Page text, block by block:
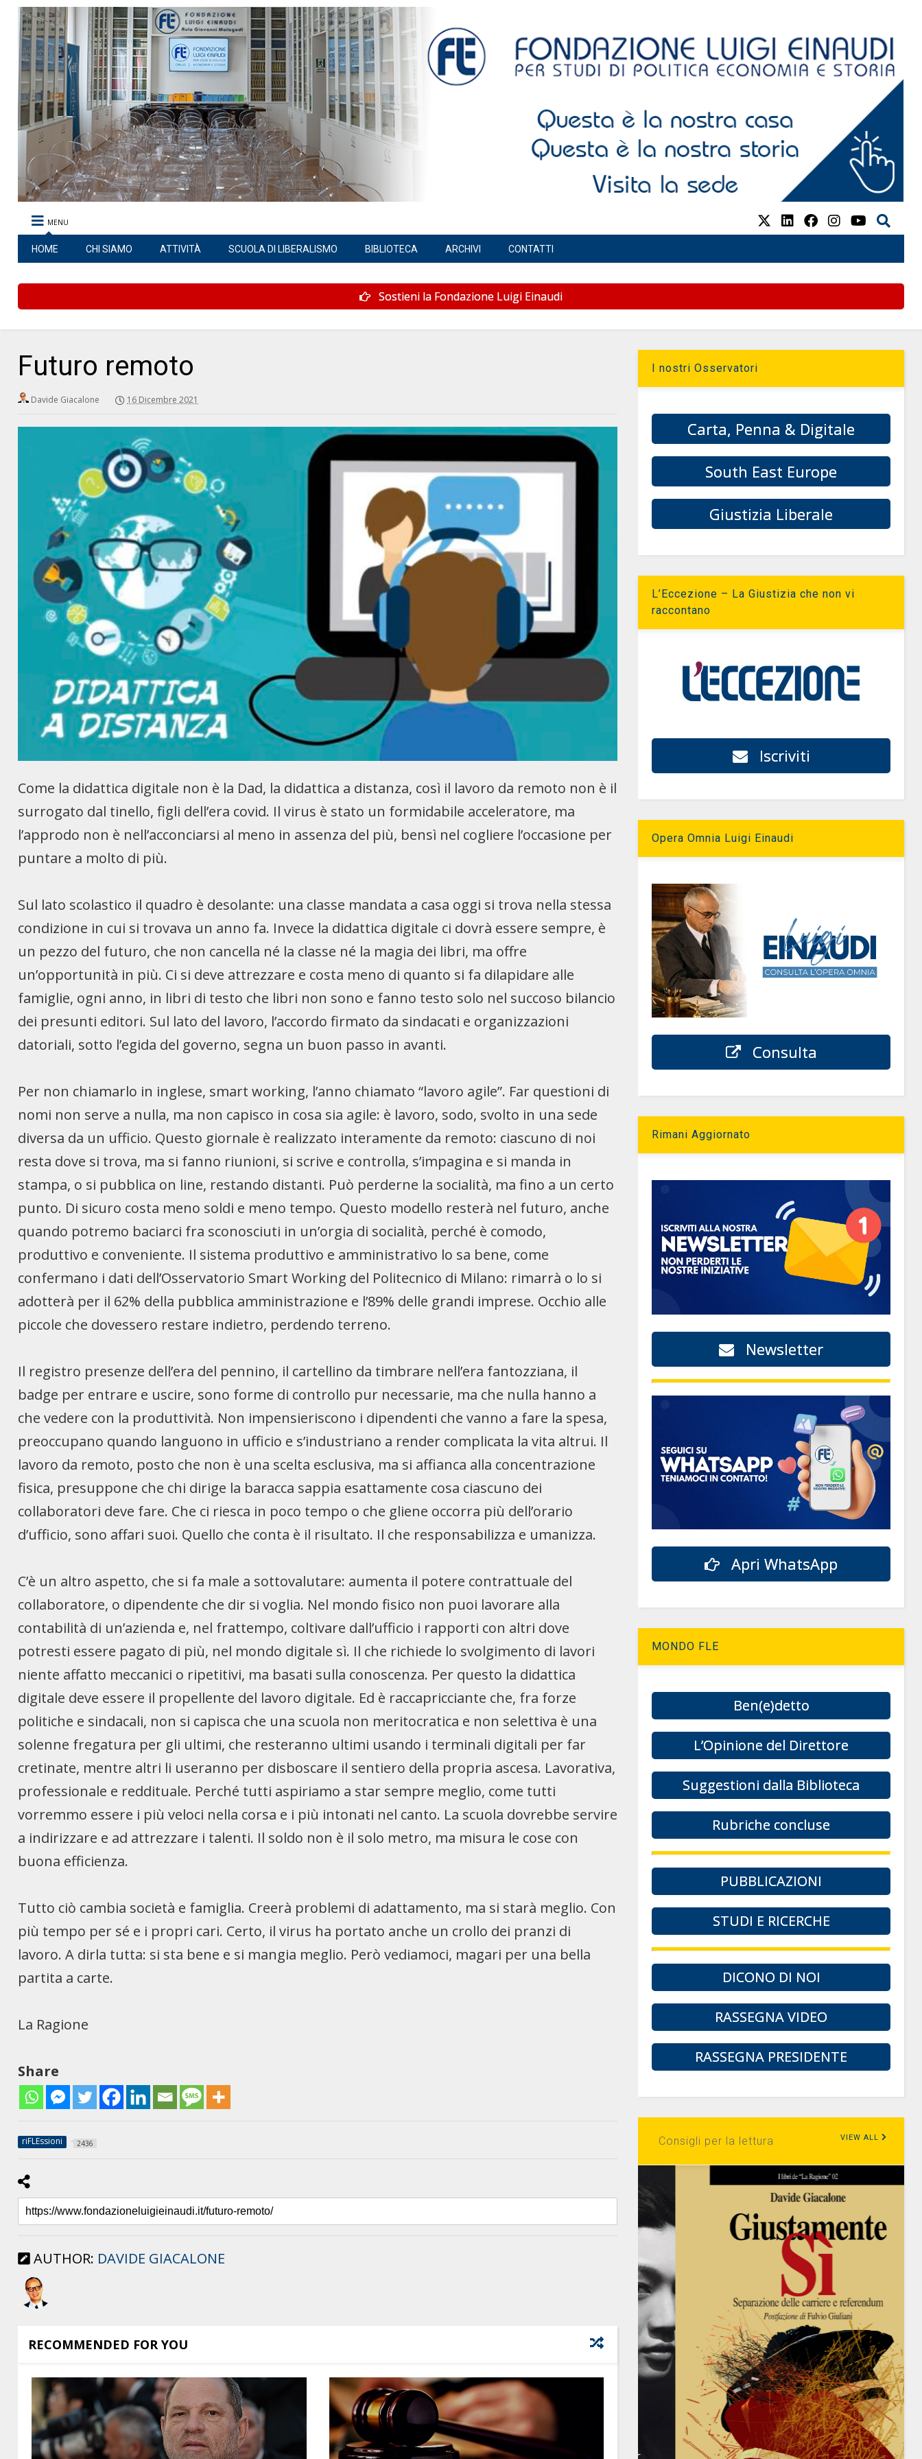
MENU
HOME CHI SIAMO ATTIVITÀ SCUOLA DI LIBERALISMO BIBLIOTECA ARCHIVI CONTATTI
Sostieni la Fondazione Luigi Einaudi
Futuro remoto
Davide Giacalone 16 Dicembre 2021
Come la didattica digitale non è la Dad, la didattica a distanza, così il lavoro da remoto non è il
surrogato dal tinello, figli dell’era covid. Il virus è stato un formidabile acceleratore, ma
l’approdo non è nell’acconciarsi al meno in assenza del più, bensì nel cogliere l’occasione per
puntare a molto di più.
Sul lato scolastico il quadro è desolante: una classe mandata a casa oggi si trova nella stessa
condizione in cui si trovava un anno fa. Invece la didattica digitale ci dovrà essere sempre, è
un pezzo del futuro, che non cancella né la classe né la magia dei libri, ma offre
un’opportunità in più. Ci si deve attrezzare e costa meno di quanto si fa dilapidare alle
famiglie, ogni anno, in libri di testo che libri non sono e fanno testo solo nel succoso bilancio
dei presunti editori. Sul lato del lavoro, l’accordo firmato da sindacati e organizzazioni
datoriali, sotto l’egida del governo, segna un buon passo in avanti.
Per non chiamarlo in inglese, smart working, l’anno chiamato “lavoro agile”. Far questioni di
nomi non serve a nulla, ma non capisco in cosa sia agile: è lavoro, sodo, svolto in una sede
diversa da un ufficio. Questo giornale è realizzato interamente da remoto: ciascuno di noi
resta dove si trova, ma si fanno riunioni, si scrive e controlla, s’impagina e si manda in
stampa, o si pubblica on line, restando distanti. Può perderne la socialità, ma fino a un certo
punto. Di sicuro costa meno soldi e meno tempo. Questo modello resterà nel futuro, anche
quando potremo baciarci fra sconosciuti in un’orgia di socialità, perché è comodo,
produttivo e conveniente. Il sistema produttivo e amministrativo lo sa bene, come
confermano i dati dell’Osservatorio Smart Working del Politecnico di Milano: rimarrà o lo si
adotterà per il 62% della pubblica amministrazione e l’89% delle grandi imprese. Occhio alle
piccole che dovessero restare indietro, perdendo terreno.
Il registro presenze dell’era del pennino, il cartellino da timbrare nell’era fantozziana, il
badge per entrare e uscire, sono forme di controllo pur necessarie, ma che nulla hanno a
che vedere con la produttività. Non impensieriscono i dipendenti che vanno a fare la spesa,
preoccupano quando languono in ufficio e s’industriano a render complicata la vita altrui. Il
lavoro da remoto, posto che non è una scelta esclusiva, ma si affianca alla concentrazione
fisica, presuppone che chi dirige la baracca sappia esattamente cosa ciascuno dei
collaboratori deve fare. Che ci riesca in poco tempo o che gliene occorra più dell’orario
d’ufficio, sono affari suoi. Quello che conta è il risultato. Il che responsabilizza e umanizza.
C’è un altro aspetto, che si fa male a sottovalutare: aumenta il potere contrattuale del
collaboratore, o dipendente che dir si voglia. Nel mondo fisico non puoi lavorare alla
contabilità di un’azienda e, nel frattempo, coltivare dall’ufficio i rapporti con altri dove
potresti essere pagato di più, nel mondo digitale sì. Il che richiede lo svolgimento di lavori
niente affatto meccanici o ripetitivi, ma basati sulla conoscenza. Per questo la didattica
digitale deve essere il propellente del lavoro digitale. Ed è raccapricciante che, fra forze
politiche e sindacali, non si capisca che una scuola non meritocratica e non selettiva è una
solenne fregatura per gli ultimi, che resteranno ultimi usando i terminali digitali per far
cretinate, mentre altri li useranno per disboscare il sentiero della propria ascesa. Lavorativa,
professionale e reddituale. Perché tutti aspiriamo a star sempre meglio, come tutti
vorremmo essere i più veloci nella corsa e i più intonati nel canto. La scuola dovrebbe servire
a indirizzare e ad attrezzare i talenti. Il soldo non è il solo metro, ma misura le cose con
buona efficienza.
Tutto ciò cambia società e famiglia. Creerà problemi di adattamento, ma si starà meglio. Con
più tempo per sé e i propri cari. Certo, il virus ha portato anche un crollo dei pranzi di
lavoro. A dirla tutta: si sta bene e si mangia meglio. Però vediamoci, magari per una bella
partita a carte.
La Ragione
Share
riFLEssioni 2436
AUTHOR: DAVIDE GIACALONE
RECOMMENDED FOR YOU
I nostri Osservatori
Carta, Penna & Digitale
South East Europe
Giustizia Liberale
L’Eccezione – La Giustizia che non vi
raccontano
Iscriviti
Opera Omnia Luigi Einaudi
Consulta
Rimani Aggiornato
Newsletter
Apri WhatsApp
MONDO FLE
Ben(e)detto
L’Opinione del Direttore
Suggestioni dalla Biblioteca
Rubriche concluse
PUBBLICAZIONI
STUDI E RICERCHE
DICONO DI NOI
RASSEGNA VIDEO
RASSEGNA PRESIDENTE
Consigli per la lettura VIEW ALL